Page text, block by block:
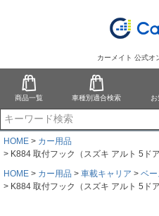
カーメイト 公式オ
商品一覧 車種別適合検索 お
HOME
カー用品
K884 取付フック（スズキ アルト 5ド
HOME
カー用品 車載キャリア ベ
K884 取付フック（スズキ アルト 5ド